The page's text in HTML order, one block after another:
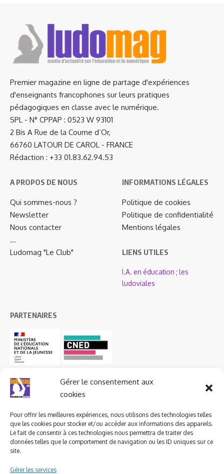
Gérer le consentement aux
cookies
Pour offrir les meilleures expériences, nous utilisons des technologies telles
que les cookies pour stocker et/ou accéder aux informations des appareils.
Le fait de consentir à ces technologies nous permettra de traiter des
données telles que le comportement de navigation ou les ID uniques sur ce
site.
Gérer les services
Premier magazine en ligne de partage d'expériences
d'enseignants francophones sur leurs pratiques
pédagogiques en classe avec le numérique.
SPL - N° CPPAP : 0523 W 93101
2 Bis A Rue de la Coume d’Or,
66760 LATOUR DE CAROL - FRANCE
Rédaction : +33 01.83.62.94.53
A PROPOS DE NOUS
Qui sommes-nous ?
Newsletter
Nous contacter
…
Ludomag "Le Club"
INFORMATIONS LÉGALES
Politique de cookies
Politique de confidentialité
Mentions légales
LIENS UTILES
I.A. en éducation ; les
ludoviales
PARTENAIRES